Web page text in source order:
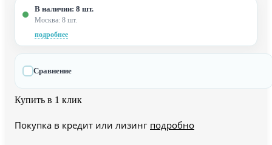
В наличии: 8 шт.
Москва: 8 шт.
подробнее
Сравнение
Купить в 1 клик
Покупка в кредит или лизинг подробно